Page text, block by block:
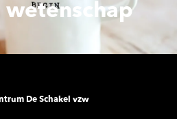
wetenschap
De Schakel vzw